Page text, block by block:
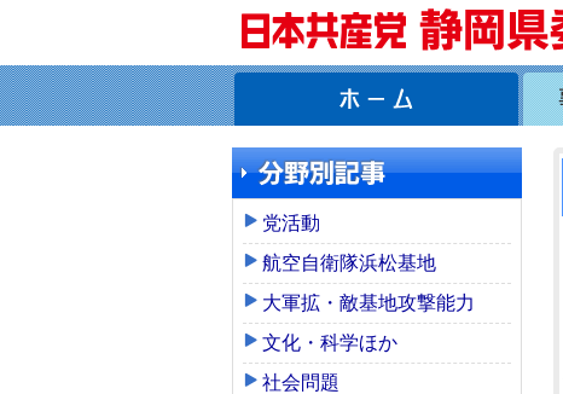
党活動
航空自衛隊浜松基地
大軍拡・敵基地攻撃能力
文化・科学ほか
社会問題